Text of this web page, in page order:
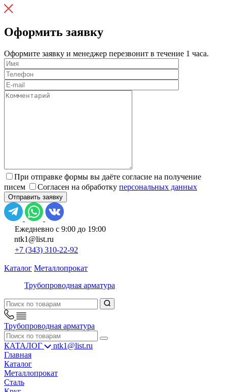
Оформить заявку
Оформите заявку и менеджер перезвонит в течение 1 часа.
При отправке формы вы даёте согласие на получение
писем
Согласен на обработку персональных данных
Ежедневно с 9:00 до 19:00
ntk1@list.ru
+7 (343) 310-22-92
Каталог Металлопрокат
Трубопроводная арматура
Трубопроводная арматура
КАТАЛОГ
ntk1@list.ru
Главная
Каталог
Металлопрокат
Сталь